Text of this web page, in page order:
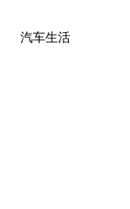
汽车生活